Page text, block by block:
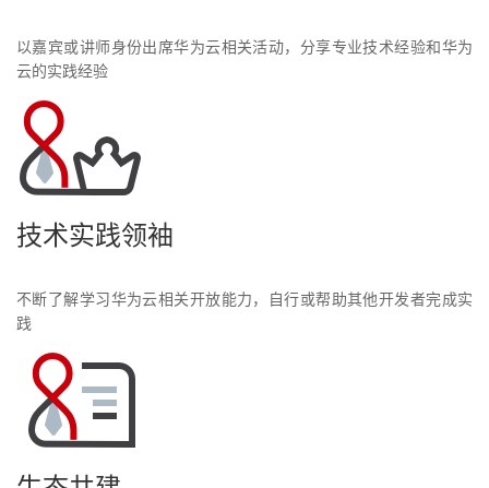
以嘉宾或讲师身份出席华为云相关活动，分享专业技术经验和华为
云的实践经验
技术实践领袖
不断了解学习华为云相关开放能力，自行或帮助其他开发者完成实
践